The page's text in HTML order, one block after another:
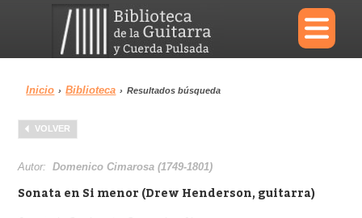
×
Menu
Biblioteca
Inicio › Biblioteca › Resultados búsqueda
VOLVER
Autor:Domenico Cimarosa (1749-1801)
Sonata en Si menor (Drew Henderson, guitarra)